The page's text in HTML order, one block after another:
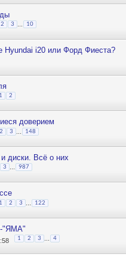
2 3 ... 10
Hyundai i20 или Форд Фиеста?
1 2
доверием
2 3 148
диски. Всё о них
3 987
1 2 3 122
"ЯМА"
1 2 3 4